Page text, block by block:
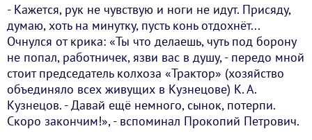
- Кажется, рук не чувствую и ноги не идут. Присяду,
думаю, хоть на минутку, пусть конь отдохнёт...
Очнулся от крика: «Ты что делаешь, чуть под борону
не попал, работничек, язви вас в душу, - передо мной
стоит председатель колхоза «Трактор» (хозяйство
объединяло всех живущих в Кузнецове) К. А.
Кузнецов. - Давай ещё немного, сынок, потерпи.
Скоро закончим!», - вспоминал Прокопий Петрович.